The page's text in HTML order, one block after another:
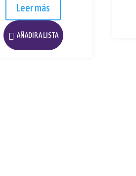
Leer más
AÑADIR A LISTA